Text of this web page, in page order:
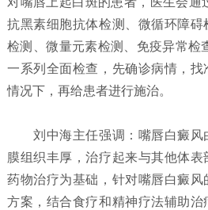
抗黑素细胞抗体检测、微循环障
检测、微量元素检测、免疫异常检
一系列全面检查，先确诊病情，
情况下，再给患者进行施治。
刘中海主任强调：嘴唇白癜风
膜组织丰厚，治疗起来与其他体
药物治疗为基础，针对嘴唇白癜
方案，结合食疗和精神疗法辅助治